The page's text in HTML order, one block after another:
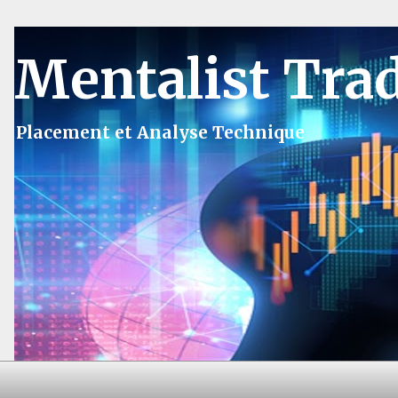
Mentalist
Placement et Analyse Technique